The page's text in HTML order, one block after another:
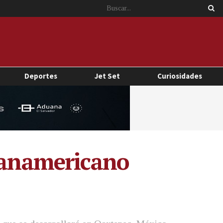
Deportes Jet Set Curiosidades